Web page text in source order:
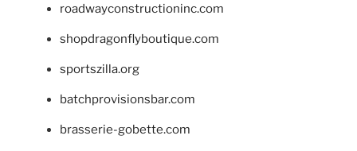
roadwayconstructioninc.com
shopdragonflyboutique.com
sportszilla.org
batchprovisionsbar.com
brasserie-gobette.com